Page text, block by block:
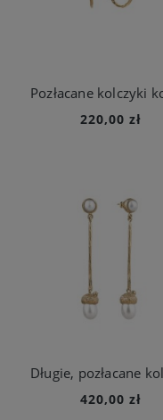
220,00 zł
420,00 zł